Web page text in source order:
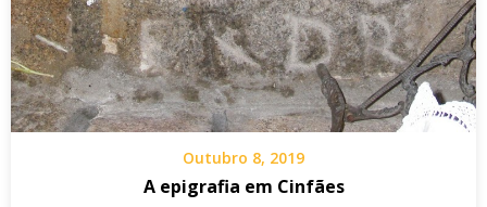
Outubro 8, 2019
A epigrafia em Cinfães